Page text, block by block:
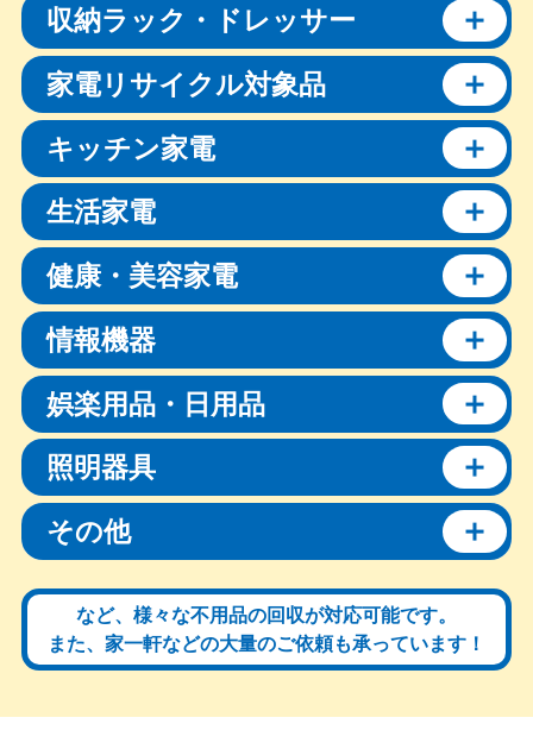
収納ラック・ドレッサー
家電リサイクル対象品
キッチン家電
生活家電
健康・美容家電
情報機器
娯楽用品・日用品
照明器具
その他
など、様々な不用品の回収が対応可能です。
また、家一軒などの大量のご依頼も承っています！